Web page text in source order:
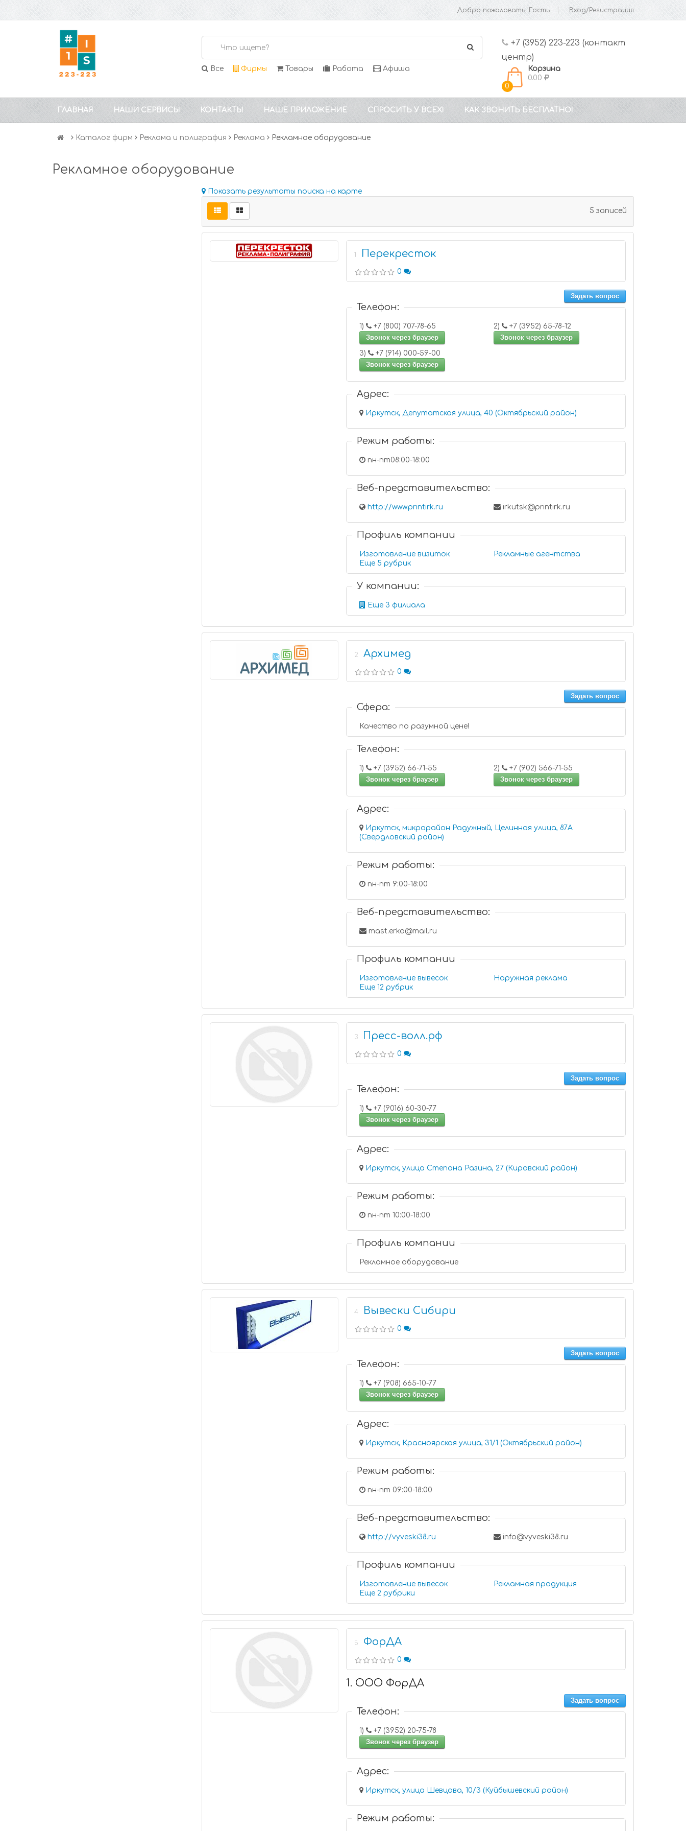
Добро пожаловать, Гость Вход/Регистрация
Все Фирмы Товары Работа Афиша
+7 (3952) 223-223 (контакт
центр)
0
Корзина
0.00
ГЛАВНАЯ НАШИ СЕРВИСЫ КОНТАКТЫ НАШЕ ПРИЛОЖЕНИЕ СПРОСИТЬ У ВСЕХ! КАК ЗВОНИТЬ БЕСПЛАТНО!
Каталог фирм Реклама и полиграфия Реклама Рекламное оборудование
Рекламное оборудование
Показать результаты поиска на карте
5 записей
1 Перекресток
0
Задать вопрос
Телефон:
1)
+7 (800) 707-78-65
Звонок через браузер
2)
+7 (3952) 65-78-12
Звонок через браузер
3)
+7 (914) 000-59-00
Звонок через браузер
Адрес:
Иркутск, Депутатская улица, 40 (Октябрьский район)
Режим работы:
пн-пт08:00-18:00
Веб-представительство:
http://www.printirk.ru irkutsk@printirk.ru
Профиль компании
Изготовление визиток
Рекламные агентства
Еще 5 рубрик
У компании:
Еще 3 филиала
2 Архимед
0
Задать вопрос
Сфера:
Качество по разумной цене!
Телефон:
1)
+7 (3952) 66-71-55
Звонок через браузер
2)
+7 (902) 566-71-55
Звонок через браузер
Адрес:
Иркутск, микрорайон Радужный, Целинная улица, 87А
(Свердловский район)
Режим работы:
пн-пт 9:00-18:00
Веб-представительство:
mast.erko@mail.ru
Профиль компании
Изготовление вывесок
Наружная реклама
Еще 12 рубрик
3 Пресс-волл.рф
0
Задать вопрос
Телефон:
1)
+7 (9016) 60-30-77
Звонок через браузер
Адрес:
Иркутск, улица Степана Разина, 27 (Кировский район)
Режим работы:
пн-пт 10:00-18:00
Профиль компании
Рекламное оборудование
4 Вывески Сибири
0
Задать вопрос
Телефон:
1)
+7 (908) 665-10-77
Звонок через браузер
Адрес:
Иркутск, Красноярская улица, 31/1 (Октябрьский район)
Режим работы:
пн-пт 09:00-18:00
Веб-представительство:
http://vyveski38.ru info@vyveski38.ru
Профиль компании
Изготовление вывесок
Рекламная продукция
Еще 2 рубрики
5 ФорДА
0
1. ООО ФорДА
Задать вопрос
Телефон:
1)
+7 (3952) 20-75-78
Звонок через браузер
Адрес:
Иркутск, улица Шевцова, 10/3 (Куйбышевский район)
Режим работы: